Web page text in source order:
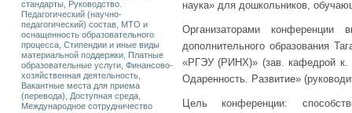
стандарты, Руководство.
Педагогический (научно-
педагогический) состав, МТО и
оснащенность образовательного
процесса, Стипендии и иные виды
материальной поддержки, Платные
образовательные услуги, Финансово-
хозяйственная деятельность,
Вакантные места для приема
(перевода), Доступная среда,
Международное сотрудничество
наука» для дошкольников,
Организаторами конференции
дополнительного образования
«РГЭУ (РИНХ)» (зав. кафедрой к.
Одаренность. Развитие»
Цель конференции: